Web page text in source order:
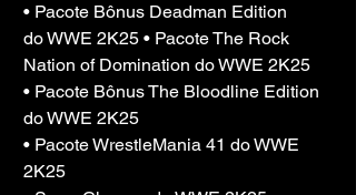
• Pacote Bônus Deadman Edition
do WWE 2K25 • Pacote The Rock
Nation of Domination do WWE 2K25
• Pacote Bônus The Bloodline Edition
do WWE 2K25
• Pacote WrestleMania 41 do WWE
2K25